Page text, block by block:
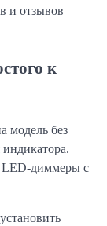
и отзывов
к
модель без
LED-диммеры с